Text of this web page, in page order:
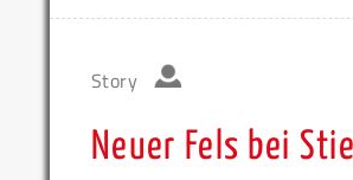
Story
Neuer Fels bei